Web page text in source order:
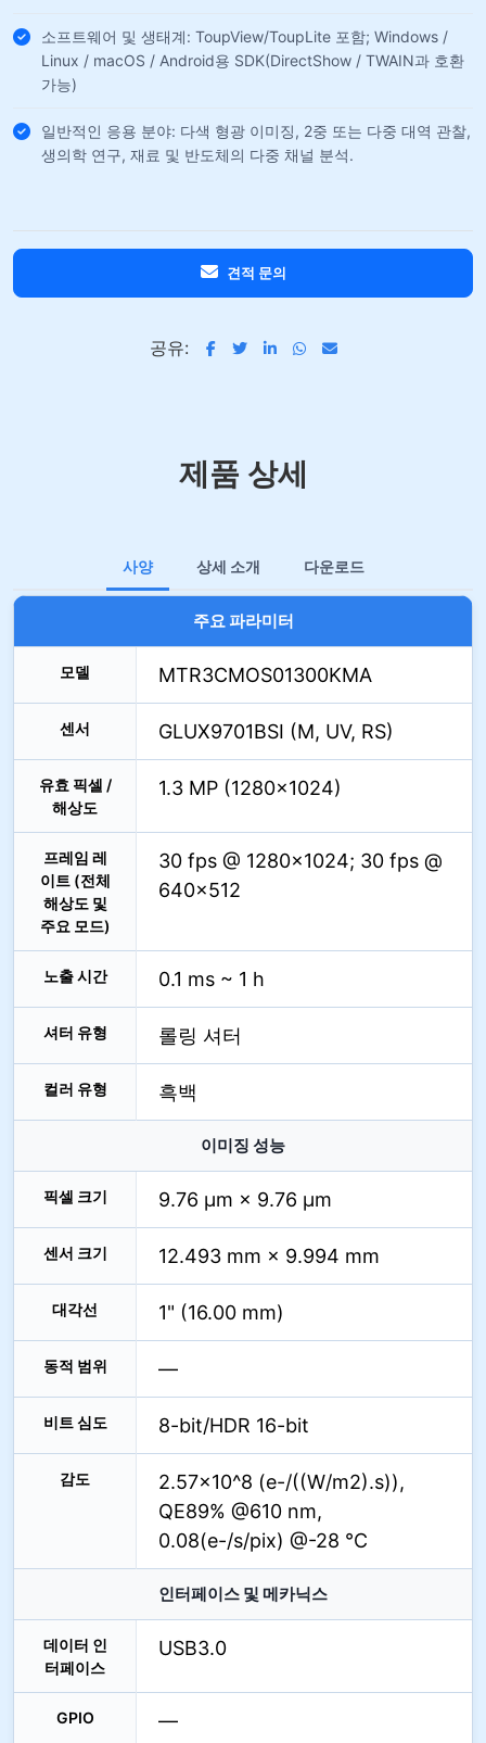
소프트웨어 및 생태계: ToupView/ToupLite 포함; Windows /
Linux / macOS / Android용 SDK(DirectShow / TWAIN과 호환
가능)
일반적인 응용 분야: 다색 형광 이미징, 2중 또는 다중 대역 관찰,
생의학 연구, 재료 및 반도체의 다중 채널 분석.
견적 문의
공유:
제품 상세
사양 상세 소개 다운로드
주요 파라미터
모델 MTR3CMOS01300KMA
센서 GLUX9701BSI (M, UV, RS)
유효 픽셀 /
해상도
1.3 MP (1280×1024)
프레임 레
이트 (전체
해상도 및
주요 모드)
30 fps @ 1280×1024; 30 fps @
640×512
노출 시간 0.1 ms ~ 1 h
셔터 유형 롤링 셔터
컬러 유형 흑백
이미징 성능
픽셀 크기 9.76 µm × 9.76 µm
센서 크기 12.493 mm × 9.994 mm
대각선 1" (16.00 mm)
동적 범위 —
비트 심도 8-bit/HDR 16-bit
감도
2.57×10^8 (e-/((W/m2).s)),
QE89% @610 nm,
0.08(e-/s/pix) @-28 °C
인터페이스 및 메카닉스
데이터 인
터페이스
USB3.0
GPIO —